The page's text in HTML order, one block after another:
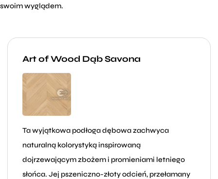
swoim wyglądem.
Art of Wood Dąb Savona
Ta wyjątkowa podłoga dębowa zachwyca
naturalną kolorystyką inspirowaną
dojrzewającym zbożem i promieniami letniego
słońca. Jej pszeniczno-złoty odcień, przełamany